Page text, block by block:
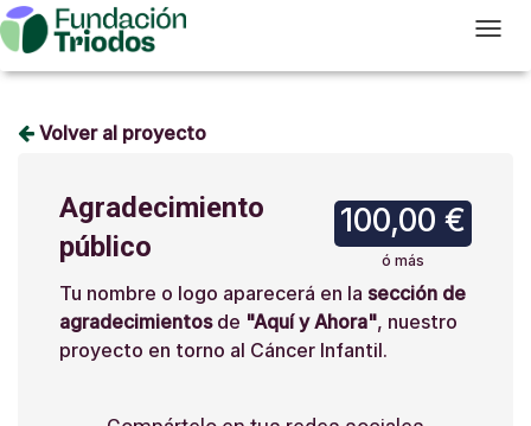
T
Volver al proyecto
100,00 €
ó más
Agradecimiento
público
Tu nombre o logo aparecerá en la sección de
agradecimientosde "Aquí y Ahora", nuestro
proyecto en torno al Cáncer Infantil.